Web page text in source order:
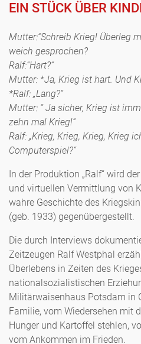
EIN STÜCK ÜBER
Mutter:“Schreib Krieg! Überleg
weich gesprochen?
Ralf:“Hart?“
Mutter: *Ja, Krieg ist hart. Und
*Ralf: „Lang?“
Mutter: “ Ja sicher, Krieg ist
zehn mal Krieg!“
Ralf: „Krieg, Krieg, Krieg, Krieg
Computerspiel?“
In der Produktion „Ralf“ wird
und virtuellen Vermittlung von
wahre Geschichte des
(geb. 1933) gegenübergestellt.
Die durch Interviews
Zeitzeugen Ralf Westphal
Überlebens in Zeiten des
nationalsozialistischen
Militärwaisenhaus Potsdam in
Familie, vom Wiedersehen mit
Hunger und Kartoffel stehlen,
vom Ankommen im Frieden.